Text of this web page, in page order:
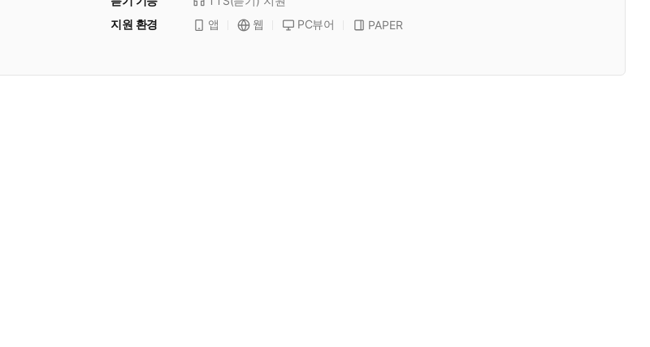
지원 환경
앱 웹 PC뷰어 PAPER